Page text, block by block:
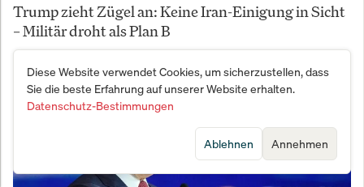
Trump zieht Zügel an: Keine Iran-Einigung in Sicht
– Militär droht als Plan B
Diese Website verwendet Cookies, um sicherzustellen, dass
Sie die beste Erfahrung auf unserer Website erhalten.
Datenschutz-Bestimmungen
Annehmen
Ablehnen